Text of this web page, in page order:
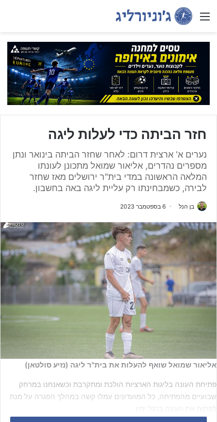
Menu
חזר הביתה כדי לעלות ליגה
נערים א' ארצית דרום: לאחר שחזר הביתה בינואר ונתן
מספרים נהדרים, אליאור שמואל מתכונן לעונתו
המלאה הראשונה במדי בית"ר ירושלים מאז שחזר
לבירה, כשמבחינתו רק עליית ליגה באה בחשבון.
בן הנל 6 בספטמבר 2023
אליאור שמואל שואף להעלות את בית"ר ליגה (נזיע סולטאן)
פתיחת העונה בליגות הארציות הולכת ומתקרבת וכשאנחנו במרחק
שבועיים מהפתיחה, כל המועדונים עמלו קשה במהלך הפגרה על מנת